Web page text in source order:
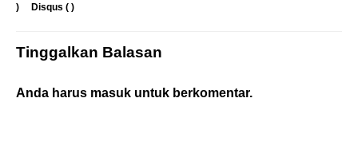
) Disqus ( )
Tinggalkan Balasan
Anda harus masuk untuk berkomentar.